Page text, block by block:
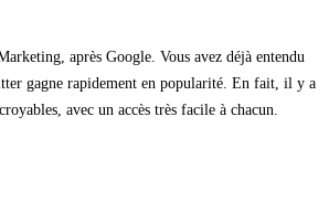
après Google. Vous avez déjà entendu
gagne rapidement en popularité. En fait, il y a
avec un accès très facile à chacun.